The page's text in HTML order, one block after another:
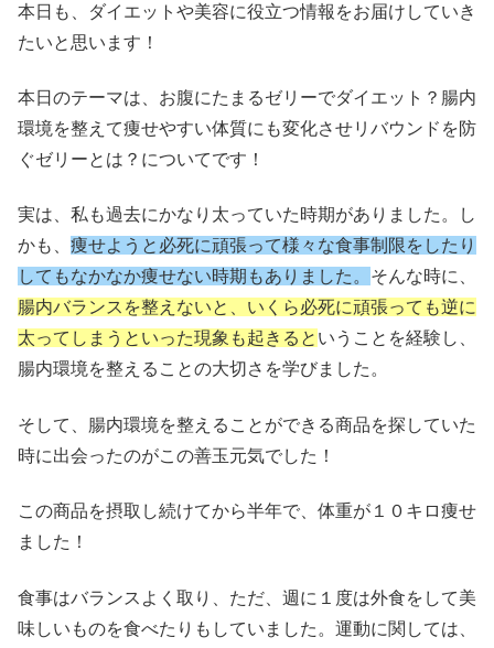
本日も、ダイエットや美容に役立つ情報をお届けしていき
たいと思います！
本日のテーマは、お腹にたまるゼリーでダイエット？腸内
環境を整えて痩せやすい体質にも変化させリバウンドを防
ぐゼリーとは？についてです！
実は、私も過去にかなり太っていた時期がありました。し
かも、 痩せようと必死に頑張って様々な食事制限をしたり
してもなかなか痩せない時期もありました。 そんな時に、
腸内バランスを整えないと、いくら必死に頑張っても逆に
太ってしまうといった現象も起きると いうことを経験し、
腸内環境を整えることの大切さを学びました。
そして、腸内環境を整えることができる商品を探していた
時に出会ったのがこの善玉元気でした！
この商品を摂取し続けてから半年で、体重が１０キロ痩せ
ました！
食事はバランスよく取り、ただ、週に１度は外食をして美
味しいものを食べたりもしていました。運動に関しては、